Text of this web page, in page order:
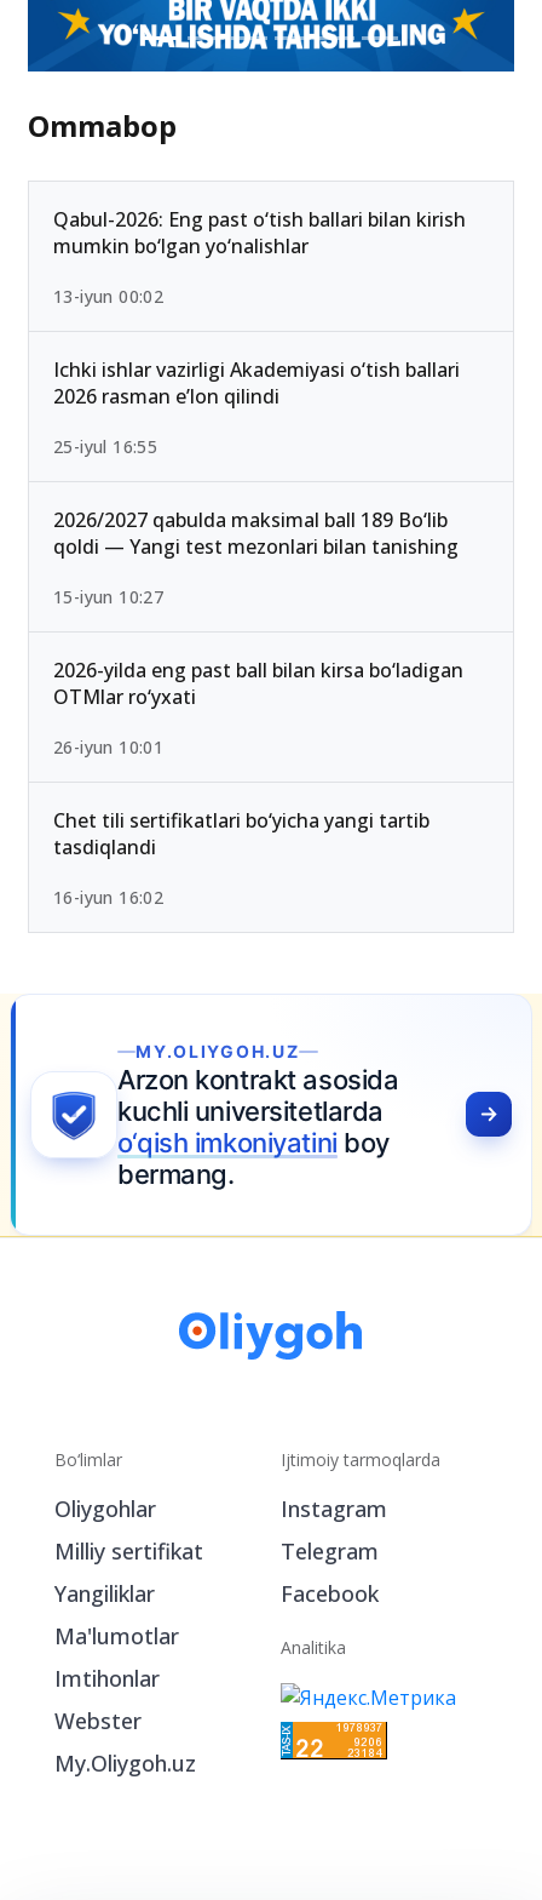
Ommabop
Qabul-2026: Eng past o‘tish ballari bilan kirish
mumkin bo‘lgan yo‘nalishlar
13-iyun 00:02
Ichki ishlar vazirligi Akademiyasi o‘tish ballari
2026 rasman e’lon qilindi
25-iyul 16:55
2026/2027 qabulda maksimal ball 189 Bo‘lib
qoldi — Yangi test mezonlari bilan tanishing
15-iyun 10:27
2026-yilda eng past ball bilan kirsa bo‘ladigan
OTMlar ro‘yxati
26-iyun 10:01
Chet tili sertifikatlari bo‘yicha yangi tartib
tasdiqlandi
16-iyun 16:02
MY.OLIYGOH.UZ
Arzon kontrakt asosida
kuchli universitetlarda
o‘qish imkoniyatini boy
bermang.
Bo‘limlar
Oliygohlar
Imtihonlar
Ijtimoiy tarmoqlarda
Telegram
Facebook
Analitika